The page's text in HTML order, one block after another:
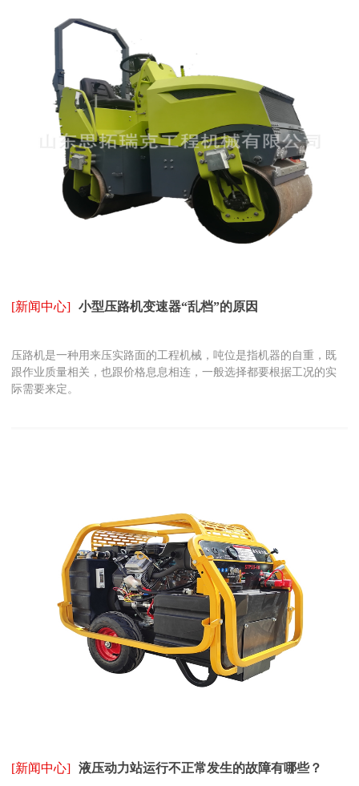
[新闻中心] 小型压路机变速器“乱档”的原因
压路机是一种用来压实路面的工程机械，吨位是指机器的自重，既
跟作业质量相关，也跟价格息息相连，一般选择都要根据工况的实
际需要来定。
[新闻中心] 液压动力站运行不正常发生的故障有哪些？